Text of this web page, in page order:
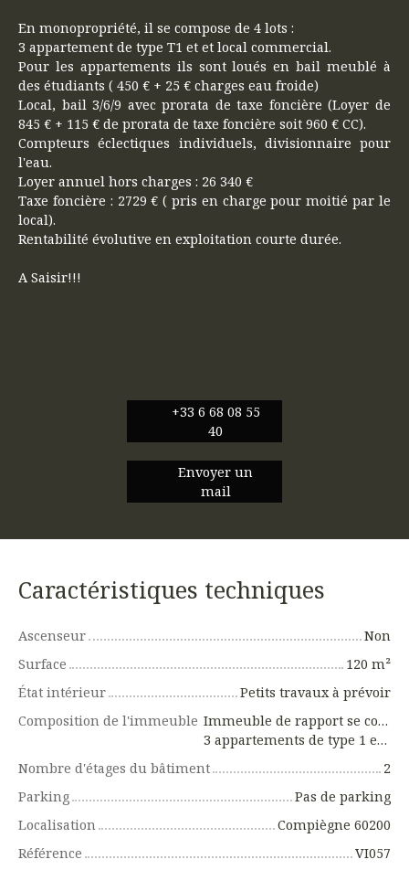
En monopropriété, il se compose de 4 lots :
3 appartement de type T1 et et local commercial.
Pour les appartements ils sont loués en bail meublé à
des étudiants ( 450 € + 25 € charges eau froide)
Local, bail 3/6/9 avec prorata de taxe foncière (Loyer de
845 € + 115 € de prorata de taxe foncière soit 960 € CC).
Compteurs éclectiques individuels, divisionnaire pour
l'eau.
Loyer annuel hors charges : 26 340 €
Taxe foncière : 2729 € ( pris en charge pour moitié par le
local).
Rentabilité évolutive en exploitation courte durée.
A Saisir!!!
+33 6 68 08 55
40
Envoyer un
mail
Caractéristiques techniques
Ascenseur
Non
Surface
120 m²
État intérieur
Petits travaux à prévoir
Composition de l'immeuble
Immeuble de rapport se composant de lots.
3 appartements de type 1 et 1 local commercial.
Nombre d'étages du bâtiment
2
Parking
Pas de parking
Localisation
Compiègne 60200
Référence
VI057